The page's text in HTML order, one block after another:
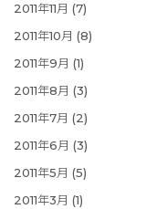
2011年11月 (7)
2011年10月 (8)
2011年9月 (1)
2011年8月 (3)
2011年7月 (2)
2011年6月 (3)
2011年5月 (5)
2011年3月 (1)